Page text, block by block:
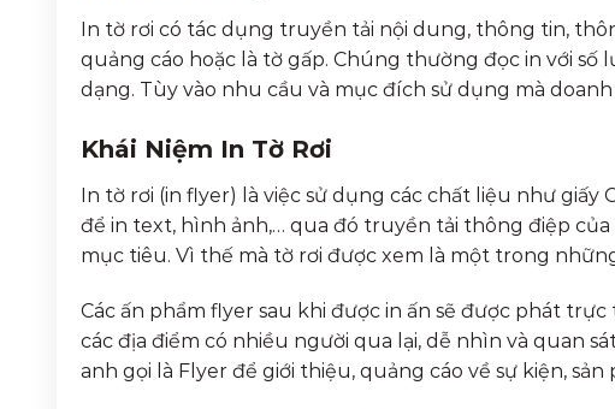
In tờ rơi có tác dụng truyền tải nội dung, thông tin,
quảng cáo hoặc là tờ gấp. Chúng thường đọc in với
dạng. Tùy vào nhu cầu và mục đích sử dụng mà
Khái Niệm In Tờ Rơi
In tờ rơi (in flyer) là việc sử dụng các chất liệu như giấy
để in text, hình ảnh,… qua đó truyền tải thông điệp
mục tiêu. Vì thế mà tờ rơi được xem là một trong
Các ấn phẩm flyer sau khi được in ấn sẽ được phát
các địa điểm có nhiều người qua lại, dễ nhìn và quan
anh gọi là Flyer để giới thiệu, quảng cáo về sự kiện,